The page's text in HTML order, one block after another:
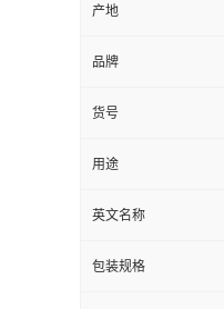
产地
品牌
货号
用途
英文名称
包装规格